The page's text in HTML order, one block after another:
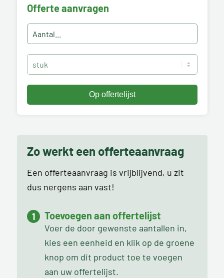
Offerte aanvragen
Zo werkt een offerteaanvraag
Een offerteaanvraag is vrijblijvend, u zit
dus nergens aan vast!
Toevoegen aan offertelijst
Voer de door gewenste aantallen in,
kies een eenheid en klik op de groene
knop om dit product toe te voegen
aan uw offertelijst.